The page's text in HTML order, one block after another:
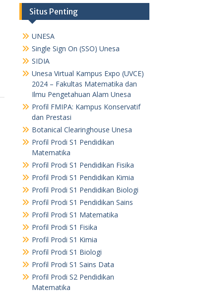
Situs Penting
UNESA
Single Sign On (SSO) Unesa
SIDIA
Unesa Virtual Kampus Expo (UVCE)
2024 – Fakultas Matematika dan
Ilmu Pengetahuan Alam Unesa
Profil FMIPA: Kampus Konservatif
dan Prestasi
Botanical Clearinghouse Unesa
Profil Prodi S1 Pendidikan
Matematika
Profil Prodi S1 Pendidikan Fisika
Profil Prodi S1 Pendidikan Kimia
Profil Prodi S1 Pendidikan Biologi
Profil Prodi S1 Pendidikan Sains
Profil Prodi S1 Matematika
Profil Prodi S1 Fisika
Profil Prodi S1 Kimia
Profil Prodi S1 Biologi
Profil Prodi S1 Sains Data
Profil Prodi S2 Pendidikan
Matematika